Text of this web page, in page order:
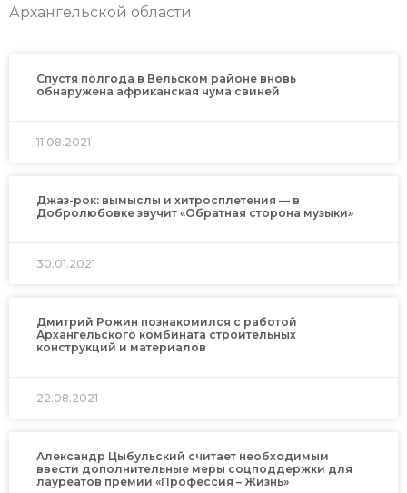
Архангельской области
Спустя полгода в Вельском районе вновь
обнаружена африканская чума свиней
11.08.2021
Джаз-рок: вымыслы и хитросплетения — в
Добролюбовке звучит «Обратная сторона музыки»
30.01.2021
Дмитрий Рожин познакомился с работой
Архангельского комбината строительных
конструкций и материалов
22.08.2021
Александр Цыбульский считает необходимым
ввести дополнительные меры соцподдержки для
лауреатов премии «Профессия – Жизнь»